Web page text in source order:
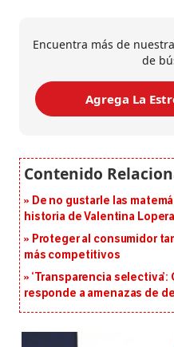
Encuentra más de
de
Agrega La
De no gustarle las
historia de Valentina Lopera
Proteger al consumidor
más competitivos
‘Transparencia selectiva’:
responde a amenazas de